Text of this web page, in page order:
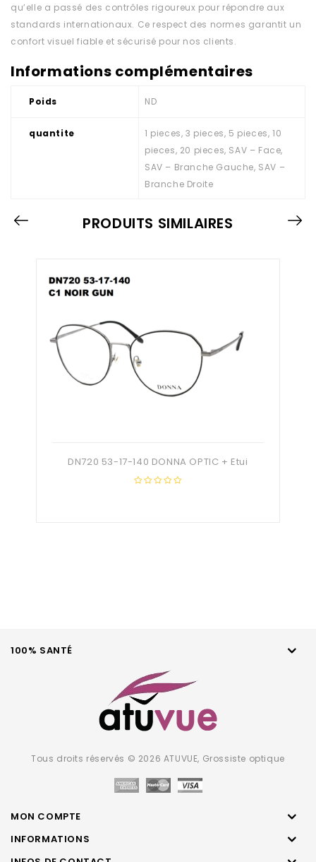
qu’elle a passé des contrôles rigoureux pour répondre aux
standards internationaux. Ce respect des normes garantit un
confort visuel fiable et sécurisé pour nos clients.
Informations complémentaires
Poids ND
quantite
1 pieces, 3 pieces, 5 pieces, 10
pieces, 20 pieces, SAV – Face,
SAV – Branche Gauche, SAV –
Branche Droite
PRODUITS SIMILAIRES
DN720 53-17-140 DONNA OPTIC + Etui
100% SANTÉ
Tous droits réservés © 2026 ATUVUE, Grossiste optique
MON COMPTE
INFORMATIONS